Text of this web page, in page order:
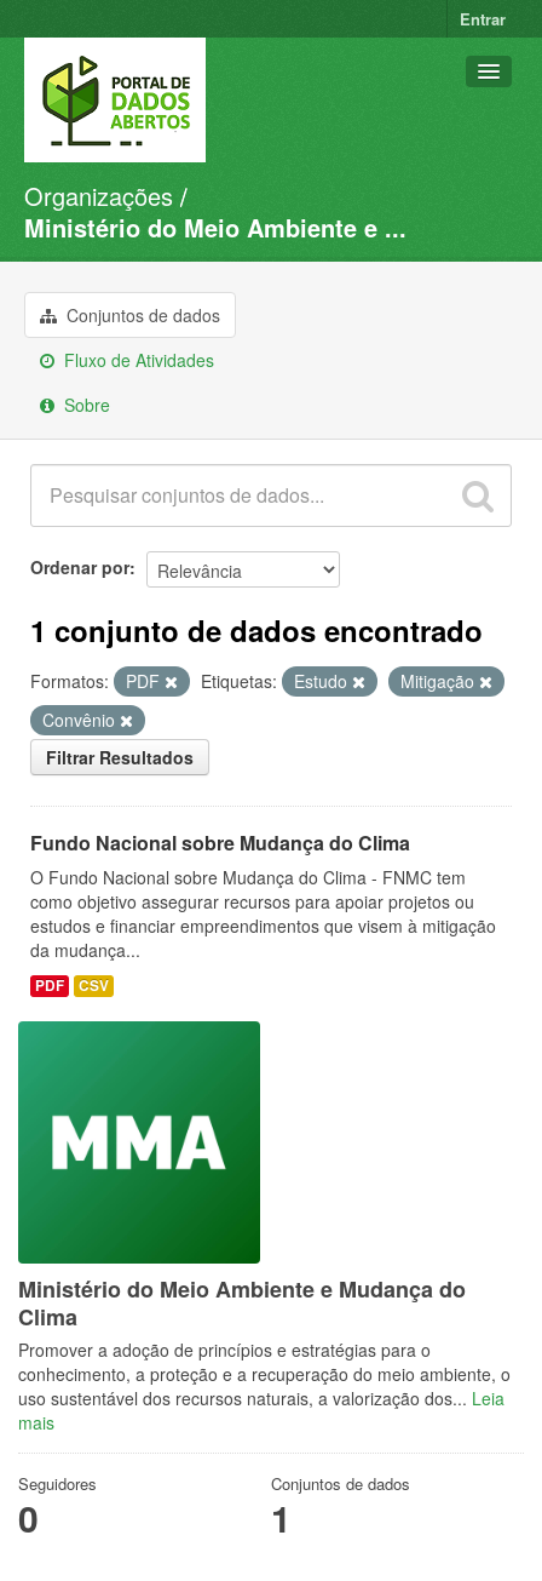
Entrar
Conjuntos de dados
Organizações
Sobre
Organizações
Ministério do Meio Ambiente e ...
Conjuntos de dados
Fluxo de Atividades
Sobre
Ordenar por
1 conjunto de dados encontrado
Formatos: PDF Etiquetas: Estudo
Mitigação
Convênio
Filtrar Resultados
Fundo Nacional sobre Mudança do Clima
O Fundo Nacional sobre Mudança do Clima - FNMC tem
como objetivo assegurar recursos para apoiar projetos ou
estudos e financiar empreendimentos que visem à mitigação
da mudança...
PDF CSV
Ministério do Meio Ambiente e Mudança do
Clima
Promover a adoção de princípios e estratégias para o
conhecimento, a proteção e a recuperação do meio ambiente, o
uso sustentável dos recursos naturais, a valorização dos... Leia
mais
Seguidores
0
Conjuntos de dados
1